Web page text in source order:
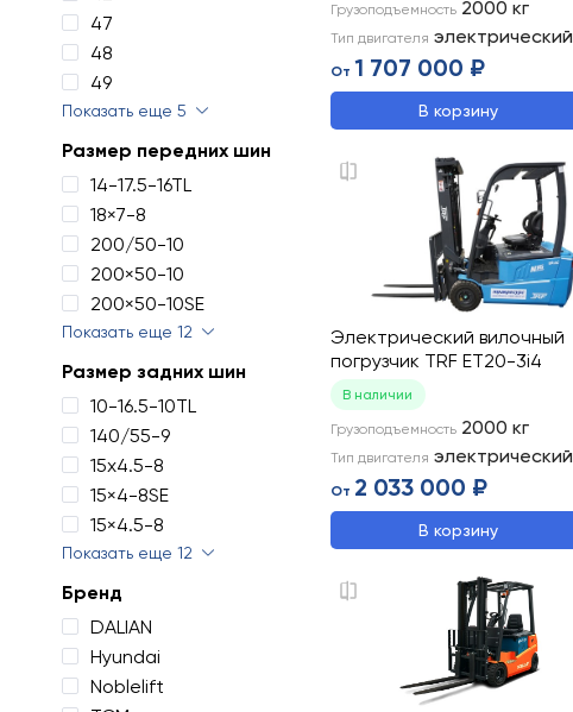
47
48
49
Показать еще 5
Размер передних шин
14-17.5-16TL
18×7-8
200/50-10
200×50-10
200×50-10SE
Показать еще 12
Размер задних шин
10-16.5-10TL
140/55-9
15x4.5-8
15×4-8SE
15×4.5-8
Показать еще 12
Бренд
DALIAN
Hyundai
Noblelift
Грузоподъемность 2000 кг
Тип двигателя электрический
От 1 707 000 ₽
В корзину
Электрический вилочный
погрузчик TRF ET20-3i4
В наличии
Грузоподъемность 2000 кг
Тип двигателя электрический
От 2 033 000 ₽
В корзину